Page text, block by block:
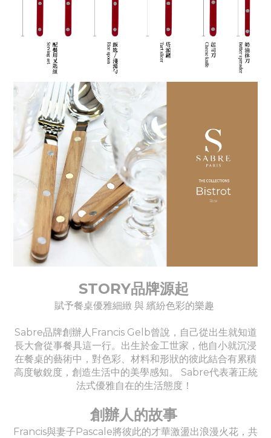
STORY品牌源起
賦予餐桌優雅細緻 與 繽紛色彩的樂趣
Sabre品牌創辦人Francis Gelb曾說，自己從出生就知道
長大會從事餐具這一行。出生於金工世家，他自小就沉浸
在餐桌的藝術中，對色彩、材料和形狀的彼此結合有累積
高度敏銳度，創造生活中的美學感知。 Sabre代表著正統
法式優雅自在的生活態度！
創辦人的故事
Francis與妻子Pascale將彼此的才華激盪出浪漫火花，共